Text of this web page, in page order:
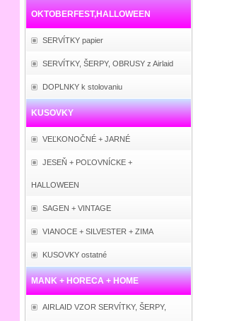
OKTOBERFEST,HALLOWEEN
SERVÍTKY papier
SERVÍTKY, ŠERPY, OBRUSY z Airlaid
DOPLNKY k stolovaniu
KUSOVKY
VEĽKONOČNÉ + JARNÉ
JESEŇ + POĽOVNÍCKE +
HALLOWEEN
SAGEN + VINTAGE
VIANOCE + SILVESTER + ZIMA
KUSOVKY ostatné
MANK + HORECA + HOME
AIRLAID VZOR SERVÍTKY, ŠERPY,